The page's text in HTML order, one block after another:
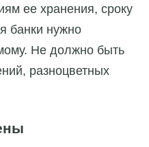
ее хранения, сроку
банки нужно
Не должно быть
разноцветных